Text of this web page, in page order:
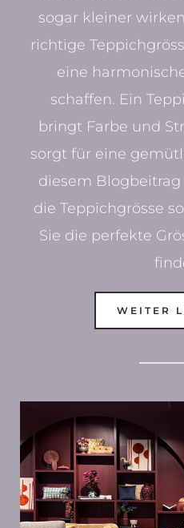
sogar kleiner
richtige
eine
schaffen. Ein
bringt Farbe und
sorgt für eine
diesem
die Teppichgrösse
Sie die perfekte
WEITER